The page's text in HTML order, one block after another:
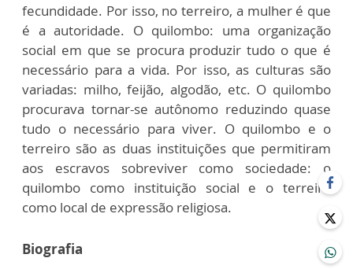
fecundidade. Por isso, no terreiro, a mulher é que
é a autoridade. O quilombo: uma organização
social em que se procura produzir tudo o que é
necessário para a vida. Por isso, as culturas são
variadas: milho, feijão, algodão, etc. O quilombo
procurava tornar-se autônomo reduzindo quase
tudo o necessário para viver. O quilombo e o
terreiro são as duas instituições que permitiram
aos escravos sobreviver como sociedade: o
quilombo como instituição social e o terreiro
como local de expressão religiosa.
Biografia